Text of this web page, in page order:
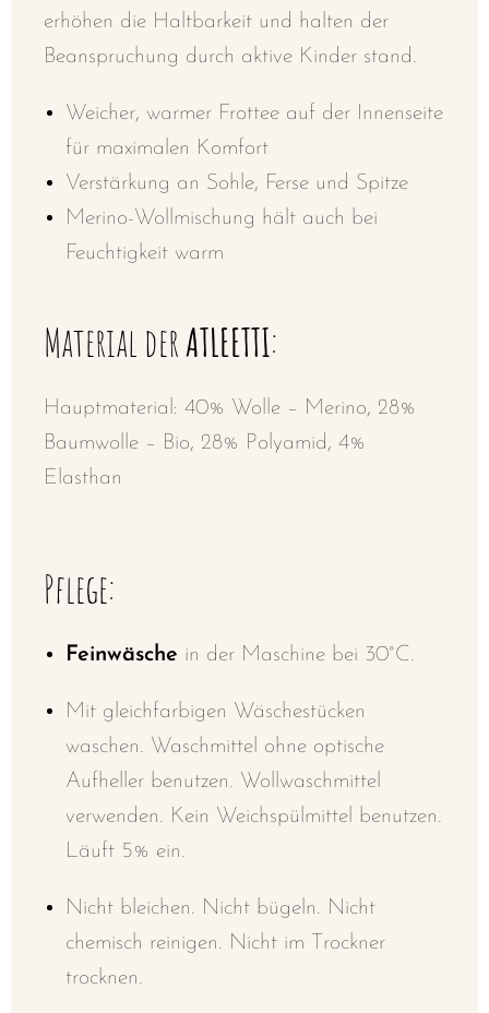
erhöhen die Haltbarkeit und halten der
Beanspruchung durch aktive Kinder stand.
Weicher, warmer Frottee auf der Innenseite
für maximalen Komfort
Verstärkung an Sohle, Ferse und Spitze
Merino-Wollmischung hält auch bei
Feuchtigkeit warm
Material derATLEETTI:
Hauptmaterial: 40% Wolle – Merino, 28%
Baumwolle – Bio, 28% Polyamid, 4%
Elasthan
Pflege:
Feinwäsche in der Maschine bei 30°C.
Mit gleichfarbigen Wäschestücken
waschen. Waschmittel ohne optische
Aufheller benutzen. Wollwaschmittel
verwenden. Kein Weichspülmittel benutzen.
Läuft 5% ein.
Nicht bleichen. Nicht bügeln. Nicht
chemisch reinigen. Nicht im Trockner
trocknen.